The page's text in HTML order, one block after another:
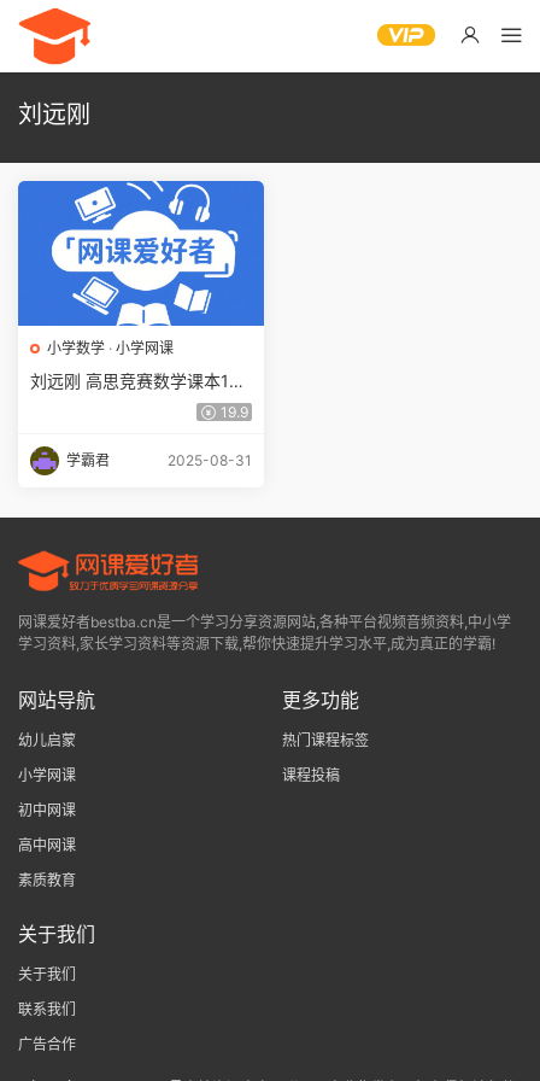
刘远刚
小学数学 · 小学网课
刘远刚 高思竞赛数学课本1年
级上册视频讲解129集百度网
19.9
学霸君 2025-08-31
网课爱好者bestba.cn是一个学习分享资源网站,各种平台视频音频资料,中小学
学习资料,家长学习资料等资源下载,帮你快速提升学习水平,成为真正的学霸!
网站导航
幼儿启蒙
小学网课
初中网课
高中网课
素质教育
更多功能
热门课程标签
课程投稿
关于我们
关于我们
联系我们
广告合作